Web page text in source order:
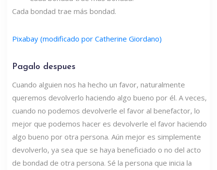
Cada bondad trae más bondad.
Pixabay (modificado por Catherine Giordano)
Pagalo despues
Cuando alguien nos ha hecho un favor, naturalmente
queremos devolverlo haciendo algo bueno por él. A veces,
cuando no podemos devolverle el favor al benefactor, lo
mejor que podemos hacer es devolverle el favor haciendo
algo bueno por otra persona. Aún mejor es simplemente
devolverlo, ya sea que se haya beneficiado o no del acto
de bondad de otra persona. Sé la persona que inicia la